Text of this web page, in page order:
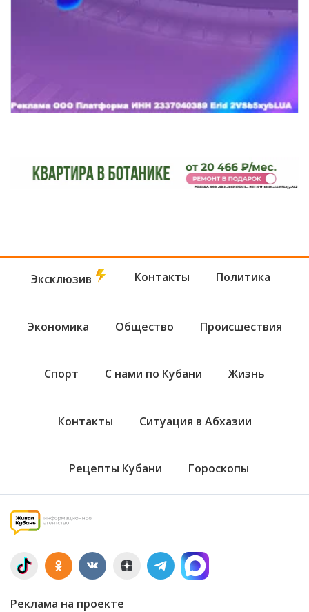
Эксклюзив Контакты Политика
Экономика Общество Происшествия
Спорт С нами по Кубани Жизнь
Контакты Ситуация в Абхазии
Рецепты Кубани Гороскопы
Реклама на проекте